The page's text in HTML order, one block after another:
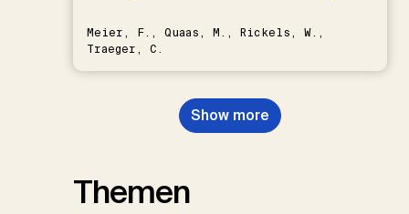
Meier, F., Quaas, M., Rickels, W.,
Traeger, C.
Show more
Themen